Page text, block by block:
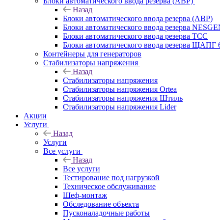
Назад
Блоки автоматического ввода резерва (АВР)
Блоки автоматического ввода резерва
Блоки автоматического ввода резерва ТСС
Блоки автоматического ввода резерва ЩАПГ
Контейнеры для генераторов
Стабилизаторы напряжения
Назад
Стабилизаторы напряжения
Стабилизаторы напряжения Ortea
Стабилизаторы напряжения Штиль
Стабилизаторы напряжения Lider
Акции
Услуги
Назад
Услуги
Все услуги
Назад
Все услуги
Тестирование под нагрузкой
Техническое обслуживание
Шеф-монтаж
Обследование объекта
Пусконаладочные работы